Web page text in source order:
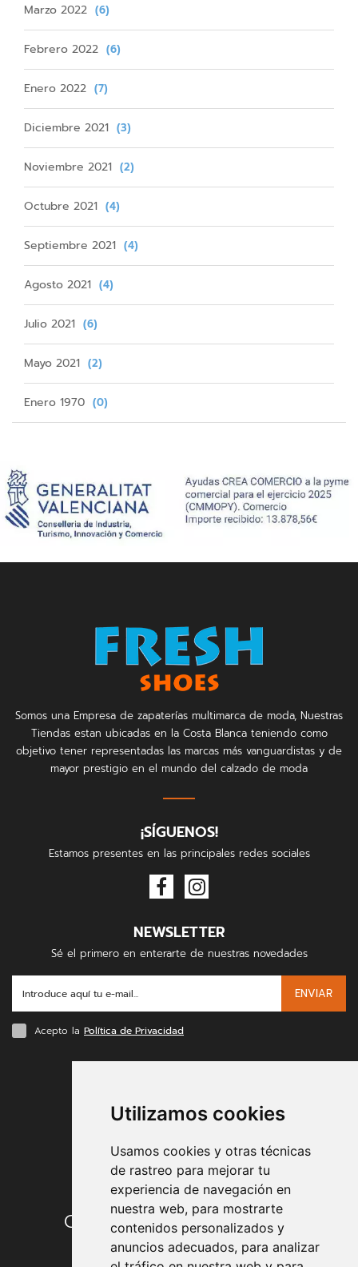
Utilizamos cookies
Usamos cookies y otras técnicas
de rastreo para mejorar tu
experiencia de navegación en
nuestra web, para mostrarte
contenidos personalizados y
anuncios adecuados, para analizar
Marzo 2022 (6)
Febrero 2022 (6)
Enero 2022 (7)
Diciembre 2021 (3)
Noviembre 2021 (2)
Octubre 2021 (4)
Septiembre 2021 (4)
Agosto 2021 (4)
Julio 2021 (6)
Mayo 2021 (2)
Enero 1970 (0)
Somos una Empresa de zapaterías multimarca de moda, Nuestras
Tiendas estan ubicadas en la Costa Blanca teniendo como
objetivo tener representadas las marcas más vanguardistas y de
mayor prestigio en el mundo del calzado de moda
¡SÍGUENOS!
Estamos presentes en las principales redes sociales
NEWSLETTER
Sé el primero en enterarte de nuestras novedades
ENVIAR
Acepto la Política de Privacidad
Condiciones de contratación